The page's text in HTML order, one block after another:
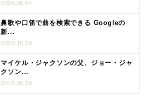
2026.08.04
鼻歌や口笛で曲を検索できる Googleの
新...
2020.10.26
マイケル・ジャクソンの父、ジョー・ジャ
クソン...
2018.06.28